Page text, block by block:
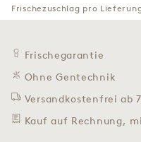
Frischezuschlag pro
Frischegarantie
Ohne Gentechnik
Versandkostenfrei ab
Kauf auf Rechnung,